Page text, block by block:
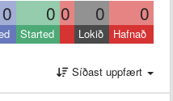
0 0 0 0 0
Started Lokið Hafnað
Síðast uppfært